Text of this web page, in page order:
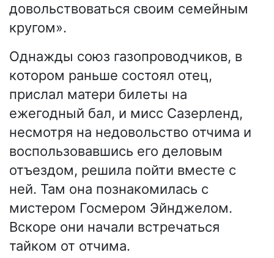
довольствоваться своим семейным
кругом».
Однажды союз газопроводчиков, в
котором раньше состоял отец,
прислал матери билеты на
ежегодный бал, и мисс Сазерленд,
несмотря на недовольство отчима и
воспользовавшись его деловым
отъездом, решила пойти вместе с
ней. Там она познакомилась с
мистером Госмером Эйнджелом.
Вскоре они начали встречаться
тайком от отчима.